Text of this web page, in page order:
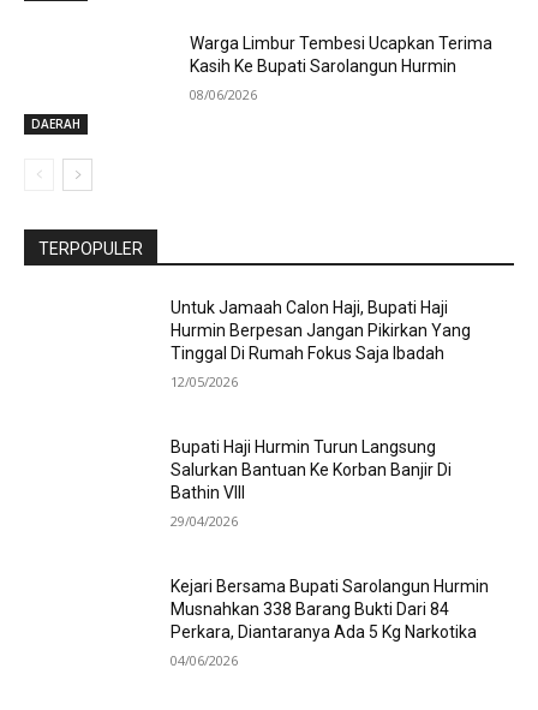
DAERAH
Warga Limbur Tembesi Ucapkan Terima
Kasih Ke Bupati Sarolangun Hurmin
08/06/2026
TERPOPULER
Untuk Jamaah Calon Haji, Bupati Haji
Hurmin Berpesan Jangan Pikirkan Yang
Tinggal Di Rumah Fokus Saja Ibadah
12/05/2026
Bupati Haji Hurmin Turun Langsung
Salurkan Bantuan Ke Korban Banjir Di
Bathin VIII
29/04/2026
Kejari Bersama Bupati Sarolangun Hurmin
Musnahkan 338 Barang Bukti Dari 84
Perkara, Diantaranya Ada 5 Kg Narkotika
04/06/2026